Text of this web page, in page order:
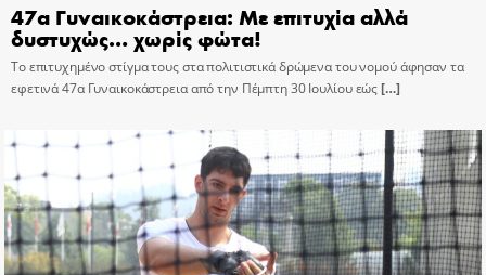
47α Γυναικοκάστρεια: Με επιτυχία αλλά
δυστυχώς… χωρίς φώτα!
Το επιτυχημένο στίγμα τους στα πολιτιστικά δρώμενα του νομού άφησαν τα
εφετινά 47α Γυναικοκάστρεια από την Πέμπτη 30 Ιουλίου εώς[…]